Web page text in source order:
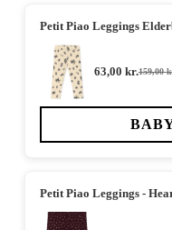
Petit Piao Leggings
159,00
Den
pris
var:
63,00 kr.Den
pris
er:
Petit Piao Leggings -